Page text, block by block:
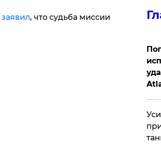
заявил, что судьба миссии